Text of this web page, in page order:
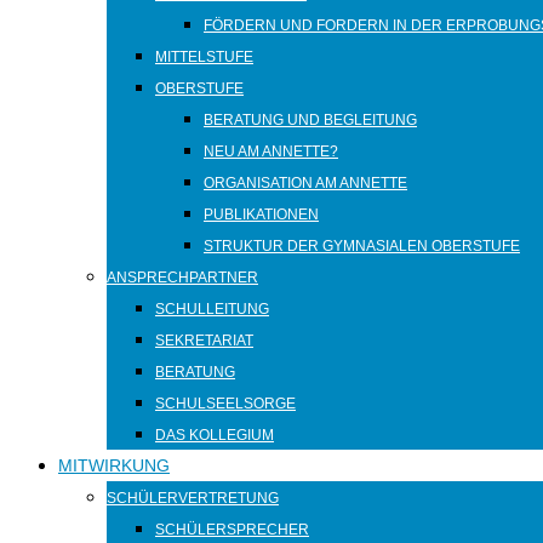
FÖRDERN UND FORDERN IN DER
MITTELSTUFE
OBERSTUFE
BERATUNG UND BEGLEITUNG
NEU AM ANNETTE?
ORGANISATION AM ANNETTE
PUBLIKATIONEN
STRUKTUR DER GYMNASIALEN OBERSTUFE
ANSPRECHPARTNER
SCHULLEITUNG
SEKRETARIAT
BERATUNG
SCHULSEELSORGE
DAS KOLLEGIUM
MITWIRKUNG
SCHÜLERVERTRETUNG
SCHÜLERSPRECHER